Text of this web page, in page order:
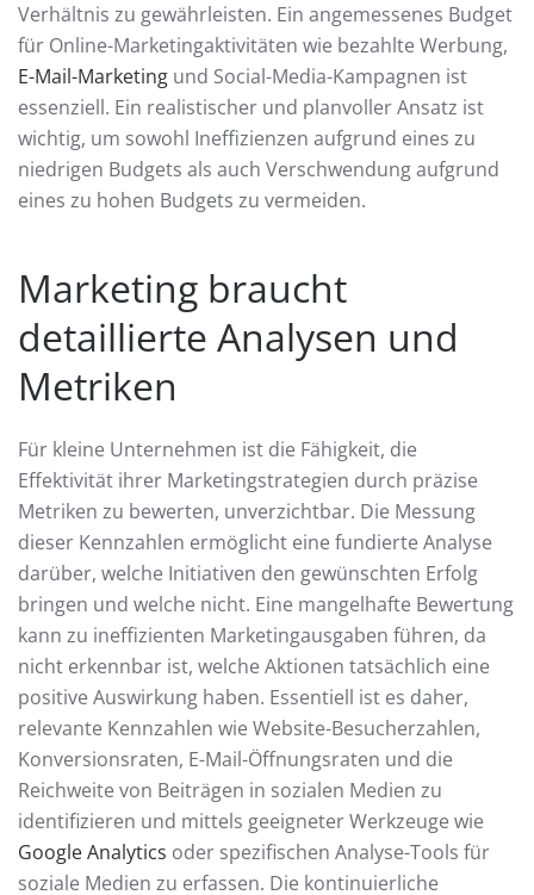
Verhältnis zu gewährleisten. Ein angemessenes Budget
für Online-Marketingaktivitäten wie bezahlte Werbung,
E-Mail-Marketing und Social-Media-Kampagnen ist
essenziell. Ein realistischer und planvoller Ansatz ist
wichtig, um sowohl Ineffizienzen aufgrund eines zu
niedrigen Budgets als auch Verschwendung aufgrund
eines zu hohen Budgets zu vermeiden.
Marketing braucht
detaillierte Analysen und
Metriken
Für kleine Unternehmen ist die Fähigkeit, die
Effektivität ihrer Marketingstrategien durch präzise
Metriken zu bewerten, unverzichtbar. Die Messung
dieser Kennzahlen ermöglicht eine fundierte Analyse
darüber, welche Initiativen den gewünschten Erfolg
bringen und welche nicht. Eine mangelhafte Bewertung
kann zu ineffizienten Marketingausgaben führen, da
nicht erkennbar ist, welche Aktionen tatsächlich eine
positive Auswirkung haben. Essentiell ist es daher,
relevante Kennzahlen wie Website-Besucherzahlen,
Konversionsraten, E-Mail-Öffnungsraten und die
Reichweite von Beiträgen in sozialen Medien zu
identifizieren und mittels geeigneter Werkzeuge wie
Google Analytics oder spezifischen Analyse-Tools für
soziale Medien zu erfassen. Die kontinuierliche